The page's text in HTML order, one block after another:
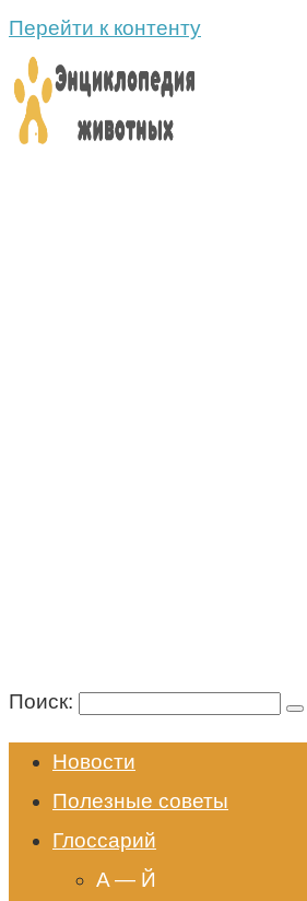
Перейти к контенту
Поиск:
Новости
Полезные советы
Глоссарий
A — Й